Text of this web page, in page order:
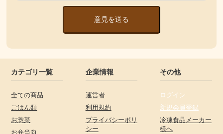
意見を送る
カテゴリ一覧
全ての商品
ごはん類
お惣菜
お弁当向
企業情報
運営者
利用規約
プライバシーポリ
シー
その他
ログイン
新規会員登録
冷凍食品メーカー
様へ